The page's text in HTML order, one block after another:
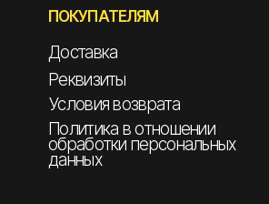
ПОКУПАТЕЛЯМ
Доставка
Реквизиты
Условия возврата
Политика в отношении
обработки персональных
данных